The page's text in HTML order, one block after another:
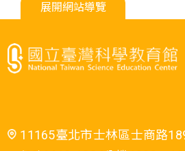
展開網站導覽
11165臺北市士林區士商路